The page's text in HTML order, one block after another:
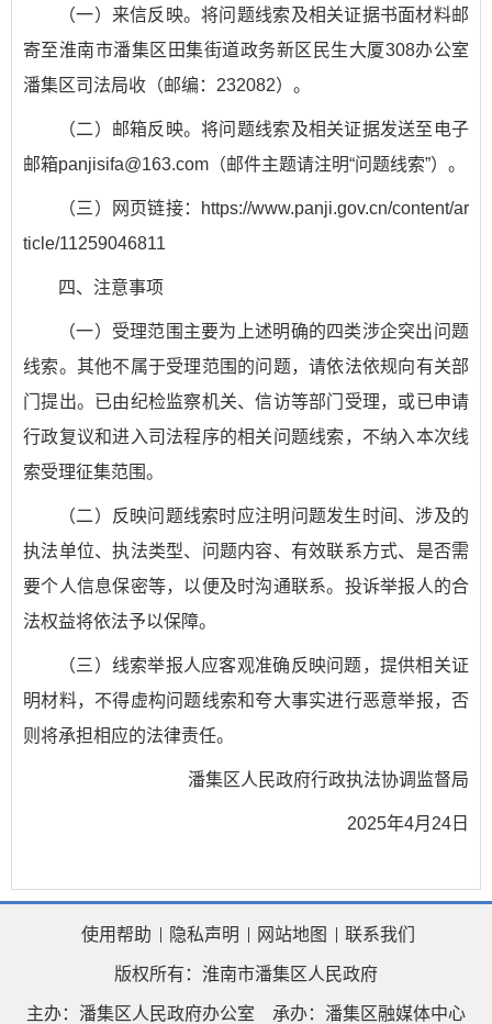
（一）来信反映。将问题线索及相关证据书面材料邮
寄至淮南市潘集区田集街道政务新区民生大厦308办公室
潘集区司法局收（邮编：232082）。
（二）邮箱反映。将问题线索及相关证据发送至电子
邮箱panjisifa@163.com（邮件主题请注明“问题线索”）。
（三）网页链接：https://www.panji.gov.cn/content/ar
ticle/11259046811
四、注意事项
（一）受理范围主要为上述明确的四类涉企突出问题
线索。其他不属于受理范围的问题，请依法依规向有关部
门提出。已由纪检监察机关、信访等部门受理，或已申请
行政复议和进入司法程序的相关问题线索，不纳入本次线
索受理征集范围。
（二）反映问题线索时应注明问题发生时间、涉及的
执法单位、执法类型、问题内容、有效联系方式、是否需
要个人信息保密等，以便及时沟通联系。投诉举报人的合
法权益将依法予以保障。
（三）线索举报人应客观准确反映问题，提供相关证
明材料，不得虚构问题线索和夸大事实进行恶意举报，否
则将承担相应的法律责任。
潘集区人民政府行政执法协调监督局
2025年4月24日
使用帮助 隐私声明 网站地图 联系我们
版权所有：淮南市潘集区人民政府
主办：潘集区人民政府办公室 承办：潘集区融媒体中心